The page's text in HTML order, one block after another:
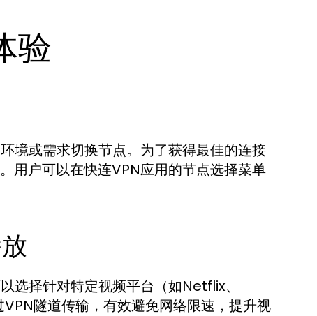
验
境或需求切换节点。为了获得最佳的连接
用户可以在快连VPN应用的节点选择菜单
选择针对特定视频平台（如Netflix、
隧道传输，有效避免网络限速，提升视